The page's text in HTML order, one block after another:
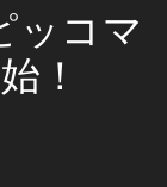
ッコマ
！